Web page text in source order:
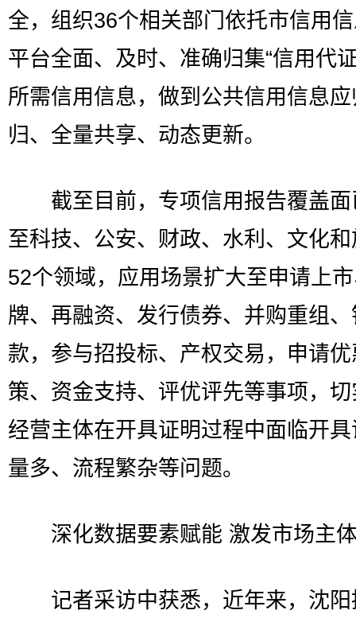
全，组织36个相关部门依托市信用
平台全面、及时、准确归集“信用代
所需信用信息，做到公共信用信息
归、全量共享、动态更新。
截至目前，专项信用报告覆盖面
至科技、公安、财政、水利、文化
52个领域，应用场景扩大至申请上
牌、再融资、发行债券、并购重组
款，参与招投标、产权交易，申请
策、资金支持、评优评先等事项，
经营主体在开具证明过程中面临开
量多、流程繁杂等问题。
深化数据要素赋能 激发市场主
记者采访中获悉，近年来，沈阳